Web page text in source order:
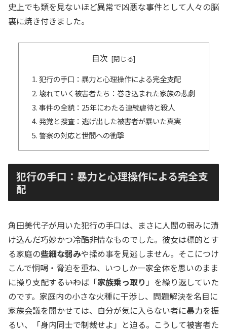
史上でも類を見ないほど異常で凶悪な事件として人々の脳
裏に焼き付きました。
目次
犯行の手口：暴力と心理操作による完全支配
壊れていく被害者たち：巻き込まれた家族の悲劇
事件の全貌：25年にわたる連続虐待と殺人
発覚と捜査：逃げ出した被害者が暴いた真実
警察の対応と世間への衝撃
犯行の手口：暴力と心理操作による完全支
配
角田美代子が用いた犯行の手口は、まさに人間の弱みに漬
け込んだ巧妙かつ冷酷非情なものでした。彼女は標的とす
る家庭の些細な弱みや揉め事を見逃しません。そこにつけ
こんで恫喝・脅迫を重ね、いつしか一家全体を思いのまま
に操り支配する――いわば「家族乗っ取り 」を繰り返していた
のです。家庭内の小さな火種に干渉し、問題解決を名目に
家族会議を開かせては、自分が気に入らない者に暴力を振
るい、「身内同士で制裁せよ」と迫る。こうして被害者た